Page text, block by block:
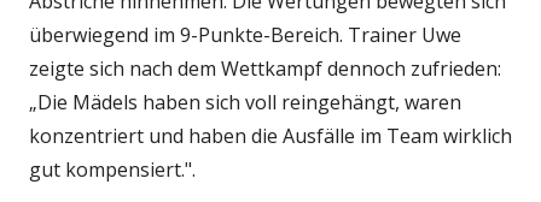
überwiegend im 9-Punkte-Bereich. Trainer Uwe
zeigte sich nach dem Wettkampf dennoch zufrieden:
„Die Mädels haben sich voll reingehängt, waren
konzentriert und haben die Ausfälle im Team wirklich
gut kompensiert.".